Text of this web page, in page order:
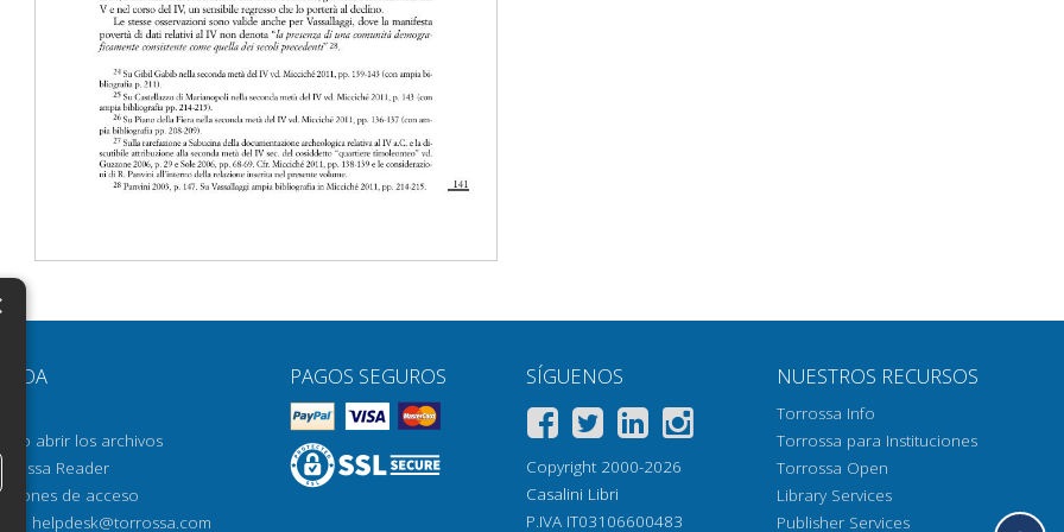
AYUDA
abrir los archivos
Reader
de acceso
helpdesk@torrossa.com
PAGOS SEGUROS SÍGUENOS
Copyright 2000-2026
Casalini Libri
P.IVA IT03106600483
NUESTROS RECURSOS
Torrossa Info
Torrossa para Instituciones
Torrossa Open
Library Services
Publisher Services